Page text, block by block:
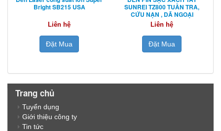
Bright SB215 USA
Liên hệ
Đặt Mua
SUNREI TZ800 TUẦN TRA,
CỨU NẠN , DÃ NGOẠI
Liên hệ
Đặt Mua
Trang chủ
Tuyển dụng
Giới thiệu công ty
Tin tức